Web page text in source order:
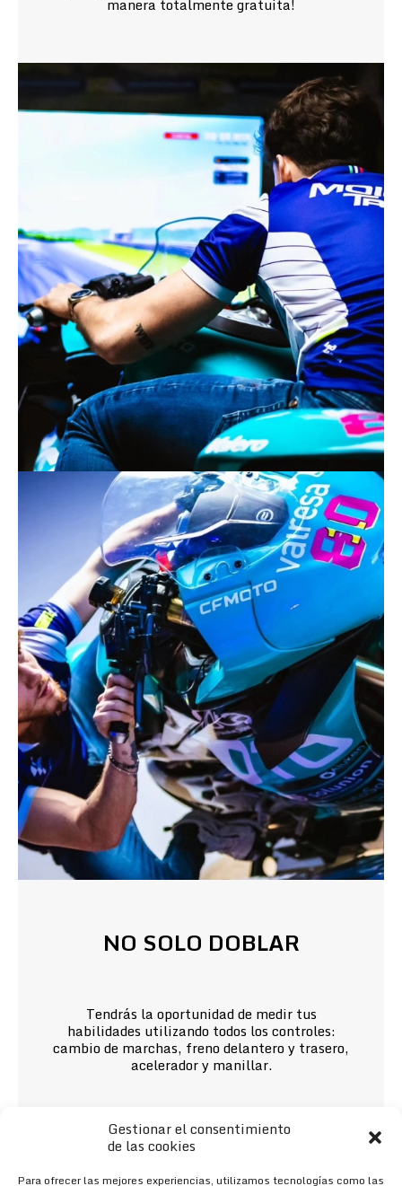
Gestionar el consentimiento
de las cookies
Para ofrecer las mejores experiencias, utilizamos tecnologías como las
manera totalmente gratuita!
NO SOLO DOBLAR
Tendrás la oportunidad de medir tus
habilidades utilizando todos los controles:
cambio de marchas, freno delantero y trasero,
acelerador y manillar.